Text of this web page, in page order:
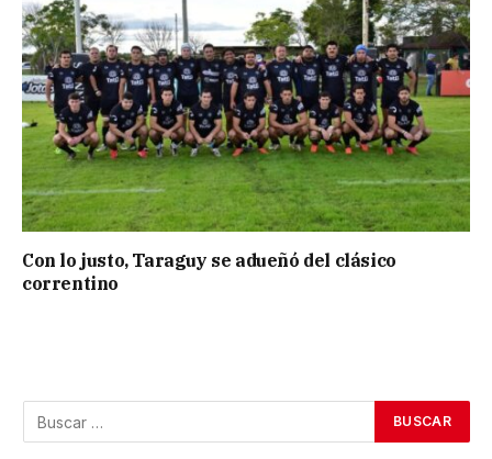
Con lo justo, Taraguy se adueñó del clásico
correntino